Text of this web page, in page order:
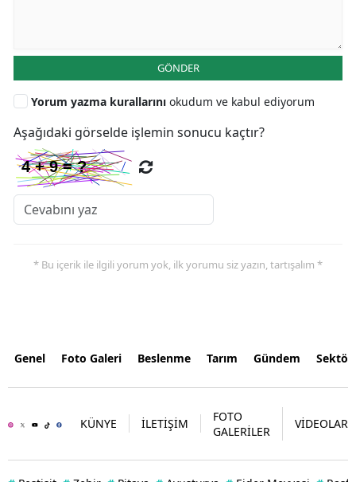
GÖNDER
Yorum yazma kurallarını okudum ve kabul ediyorum
Aşağıdaki görselde işlemin sonucu kaçtır?
* Bu içerik ile ilgili yorum yok, ilk yorumu siz yazın, tartışalım *
Genel Foto Galeri Beslenme Tarım Gündem
KÜNYE İLETİŞİM
FOTO
GALERİLER
VİDEOLAR